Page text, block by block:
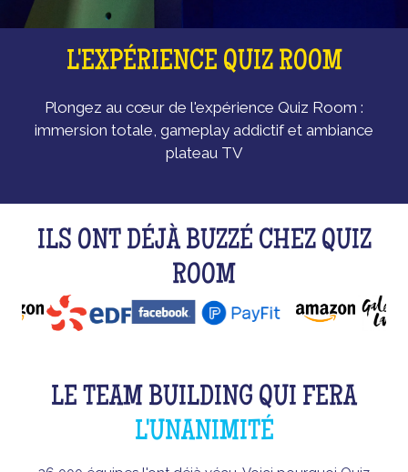
L'EXPÉRIENCE QUIZ ROOM
Plongez au cœur de l'expérience Quiz Room :
immersion totale, gameplay addictif et ambiance
plateau TV
ILS ONT DÉJÀ BUZZÉ CHEZ QUIZ
ROOM
LE TEAM BUILDING QUI FERA
L'UNANIMITÉ